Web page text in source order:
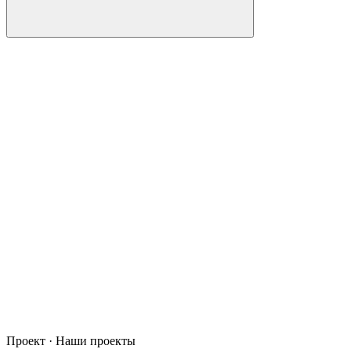
Проект · Наши проекты